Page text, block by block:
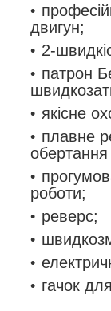
двигун;
2-
патрон
якісне
плавне
роботи;
реверс;
гачок